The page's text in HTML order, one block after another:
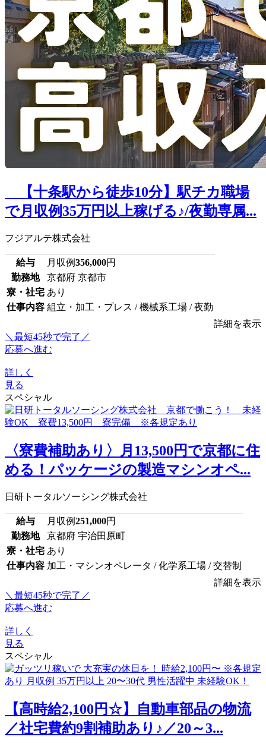
【十条駅から徒歩10分】駅チカ職場
で月収例35万円以上稼げる♪/夜勤専属...
フジアルテ株式会社
給与 月収例356,000円
勤務地
京都府 京都市
寮・社宅 あり
仕事内容 組立・加工・プレス / 機械系工場 / 夜勤
詳細を表示
＼最短45秒で完了／
応募へ進む
詳しく
見る
スペシャル
〈寮費補助あり〉月13,500円で京都に住
める！パッケージの製造マシンオペ...
日研トータルソーシング株式会社
給与 月収例251,000円
勤務地
京都府 宇治田原町
寮・社宅 あり
仕事内容 加工・マシンオペレータ / 化学系工場 / 交替制
詳細を表示
＼最短45秒で完了／
応募へ進む
詳しく
見る
スペシャル
【高時給2,100円☆】自動車部品の物流
／社宅費約9割補助あり♪／20～3...